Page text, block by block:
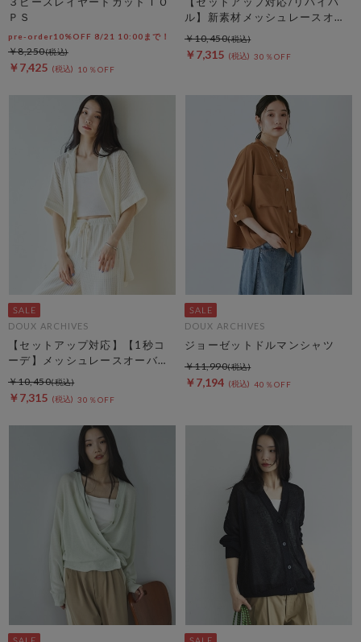
ＰＳ
pre-order10%OFF 8/21 10:00まで！
￥7,425 10％OFF
￥8,250
ル】新素材メッシュレースオー
バーシャツ
￥7,315 30％OFF
￥10,450
DOUX ARCHIVES
【セットアップ対応】【1秒コ
ーデ】メッシュレースオーバー
シャツ
￥7,315 30％OFF
￥10,450
DOUX ARCHIVES
ジョーゼットドルマンシャツ
￥7,194 40％OFF
￥11,990